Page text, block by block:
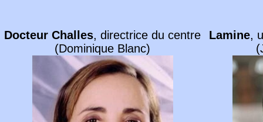
Docteur Challes, directrice du centre
(Dominique Blanc)
Lamine,